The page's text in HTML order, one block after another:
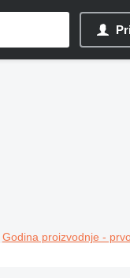
Godina proizvodnje -